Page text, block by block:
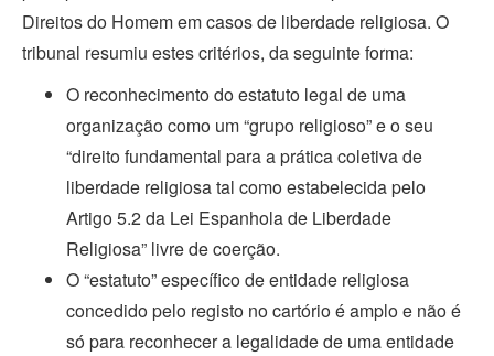
Direitos do Homem em casos de liberdade religiosa. O
tribunal resumiu estes critérios, da seguinte forma:
O reconhecimento do estatuto legal de uma
organização como um “grupo religioso” e o seu
“direito fundamental para a prática coletiva de
liberdade religiosa tal como estabelecida pelo
Artigo 5.2 da Lei Espanhola de Liberdade
Religiosa” livre de coerção.
O “estatuto” específico de entidade religiosa
concedido pelo registo no cartório é amplo e não é
só para reconhecer a legalidade de uma entidade